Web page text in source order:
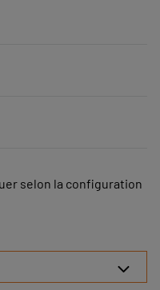
selon la configuration